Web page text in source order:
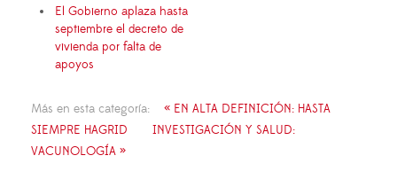
El Gobierno aplaza hasta
septiembre el decreto de
vivienda por falta de
apoyos
Más en esta categoría:
« EN ALTA DEFINICIÓN: HASTA
SIEMPRE HAGRID
INVESTIGACIÓN Y SALUD:
VACUNOLOGÍA »